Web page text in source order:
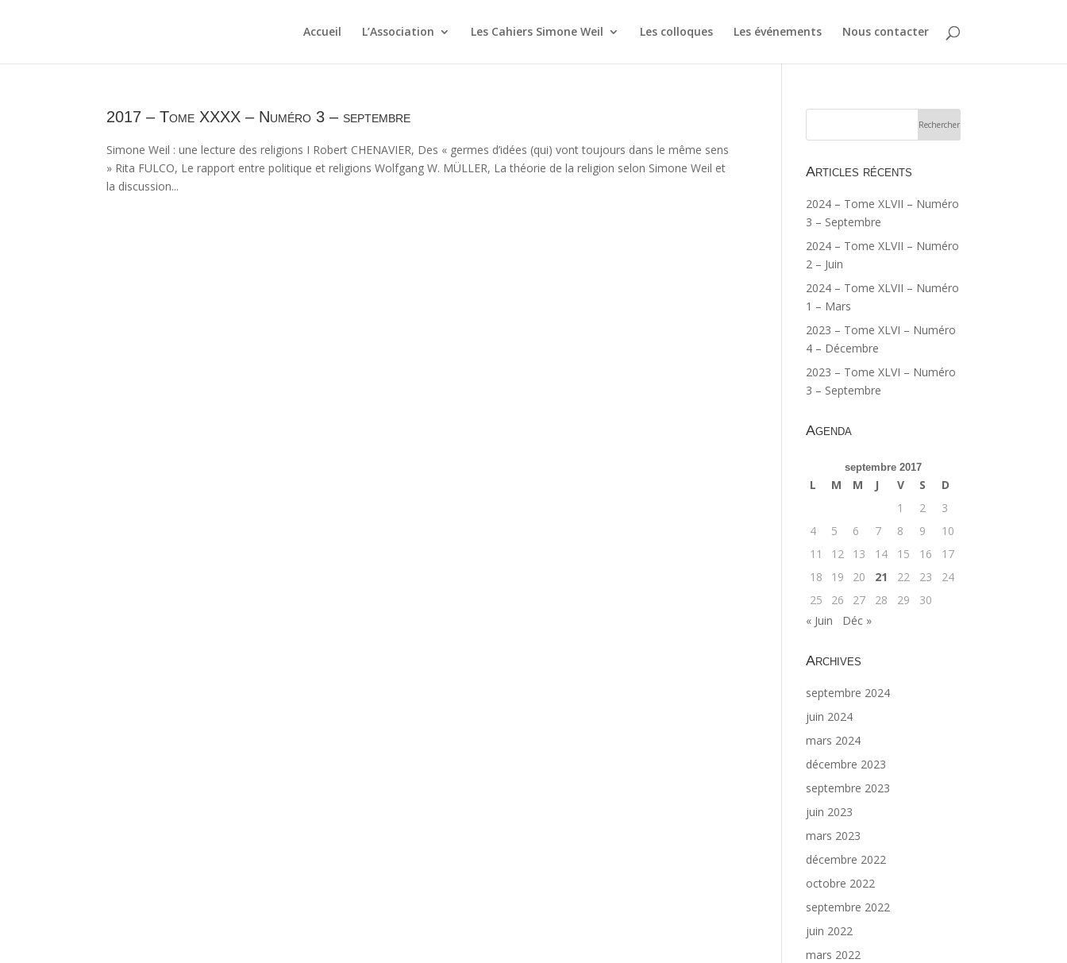
Accueil L’Association Les Cahiers Simone Weil Les colloques Les événements Nous contacter
2017 – Tome XXXX – Numéro 3 – septembre
Simone Weil : une lecture des religions I Robert CHENAVIER, Des « germes d’idées (qui) vont toujours dans le même sens
» Rita FULCO, Le rapport entre politique et religions Wolfgang W. MÜLLER, La théorie de la religion selon Simone Weil et
la discussion...
Articles récents
2024 – Tome XLVII – Numéro
3 – Septembre
2024 – Tome XLVII – Numéro
2 – Juin
2024 – Tome XLVII – Numéro
1 – Mars
2023 – Tome XLVI – Numéro
4 – Décembre
2023 – Tome XLVI – Numéro
3 – Septembre
Agenda
septembre 2017
L M M J V S
D
1
2
3
4
5 6 7 8 9
10
11
12 13 14 15 16
17
18
19 20 21 22 23
24
25
26 27 28 29
30
« Juin
Déc »
Archives
septembre 2024
juin 2024
mars 2024
décembre 2023
septembre 2023
juin 2023
mars 2023
décembre 2022
octobre 2022
septembre 2022
juin 2022
mars 2022